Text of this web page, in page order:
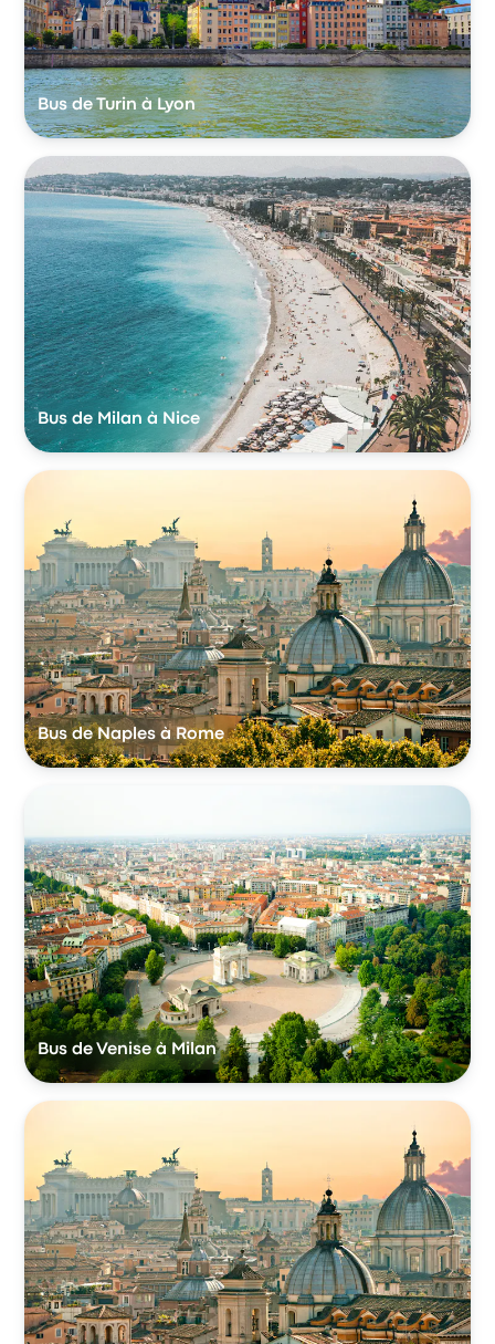
Bus de Turin à Lyon
Bus de Milan à Nice
Bus de Naples à Rome
Bus de Venise à Milan